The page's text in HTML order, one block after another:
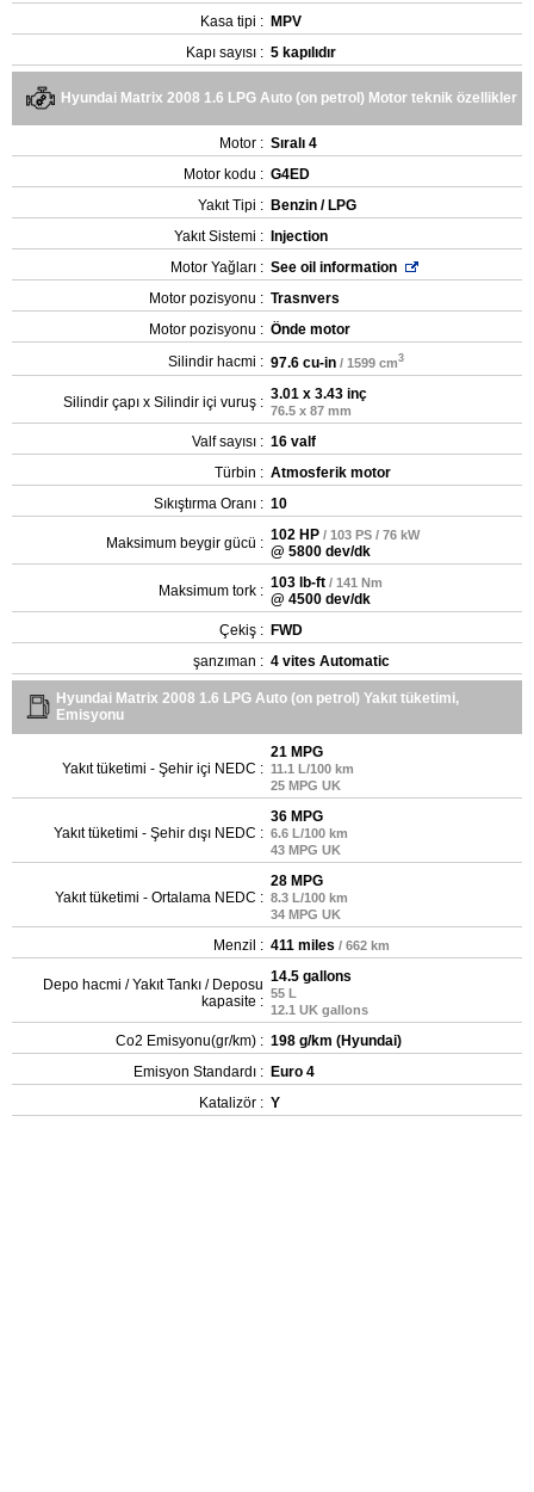
Kasa tipi : MPV
Kapı sayısı : 5 kapılıdır
Hyundai Matrix 2008 1.6 LPG Auto (on petrol) Motor teknik özellikler
Motor : Sıralı 4
Motor kodu : G4ED
Yakıt Tipi : Benzin / LPG
Yakıt Sistemi :
Injection
Motor Yağları : See oil information
Motor pozisyonu : Trasnvers
Motor pozisyonu : Önde motor
Silindir hacmi : 97.6 cu-in / 1599 cm3
Silindir çapı x Silindir içi vuruş : 3.01 x 3.43 inç
76.5 x 87 mm
Valf sayısı : 16 valf
Türbin : Atmosferik motor
Sıkıştırma Oranı : 10
Maksimum beygir gücü : 102 HP / 103 PS / 76 kW
@ 5800 dev/dk
Maksimum tork : 103 lb-ft / 141 Nm
@ 4500 dev/dk
Çekiş : FWD
şanzıman : 4 vites Automatic
Hyundai Matrix 2008 1.6 LPG Auto (on petrol) Yakıt tüketimi,
Emisyonu
Yakıt tüketimi - Şehir içi NEDC :
21 MPG
11.1 L/100 km
25 MPG UK
Yakıt tüketimi - Şehir dışı NEDC :
36 MPG
6.6 L/100 km
43 MPG UK
Yakıt tüketimi - Ortalama NEDC :
28 MPG
8.3 L/100 km
34 MPG UK
Menzil : 411 miles / 662 km
Depo hacmi / Yakıt Tankı / Deposu
kapasite :
14.5 gallons
55 L
12.1 UK gallons
Co2 Emisyonu(gr/km) : 198 g/km (Hyundai)
Emisyon Standardı : Euro 4
Katalizör : Y